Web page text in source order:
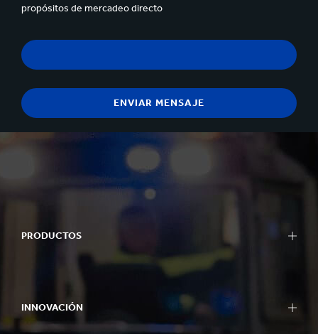
propósitos de mercadeo directo
PRODUCTOS
INNOVACIÓN